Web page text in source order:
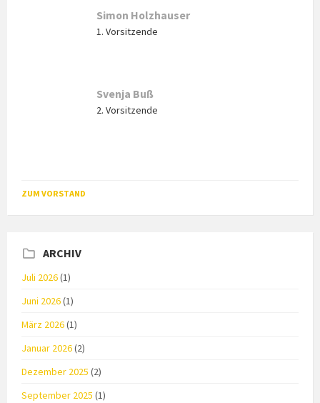
Simon Holzhauser
1. Vorsitzende
Svenja Buß
2. Vorsitzende
ZUM VORSTAND
ARCHIV
Juli 2026(1)
Juni 2026(1)
März 2026(1)
Januar 2026(2)
Dezember 2025 (2)
September 2025 (1)